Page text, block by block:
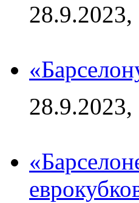
28.9.2023,
28.9.2023,